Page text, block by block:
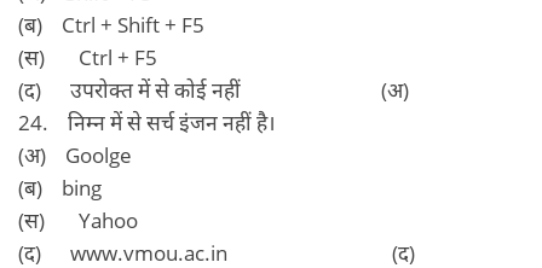
(ब) Ctrl + Shift + F5
(स) Ctrl + F5
(द) उपरोक्‍त में से कोई नहीं (अ)
24. निम्‍न में से सर्च इंजन नहीं है।
(अ) Goolge
(ब) bing
(स) Yahoo
(द) www.vmou.ac.in (द)